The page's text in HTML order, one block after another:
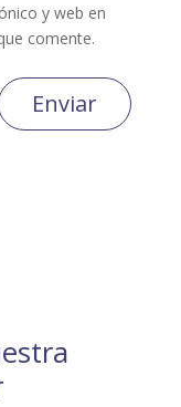
y web en
comente.
Enviar